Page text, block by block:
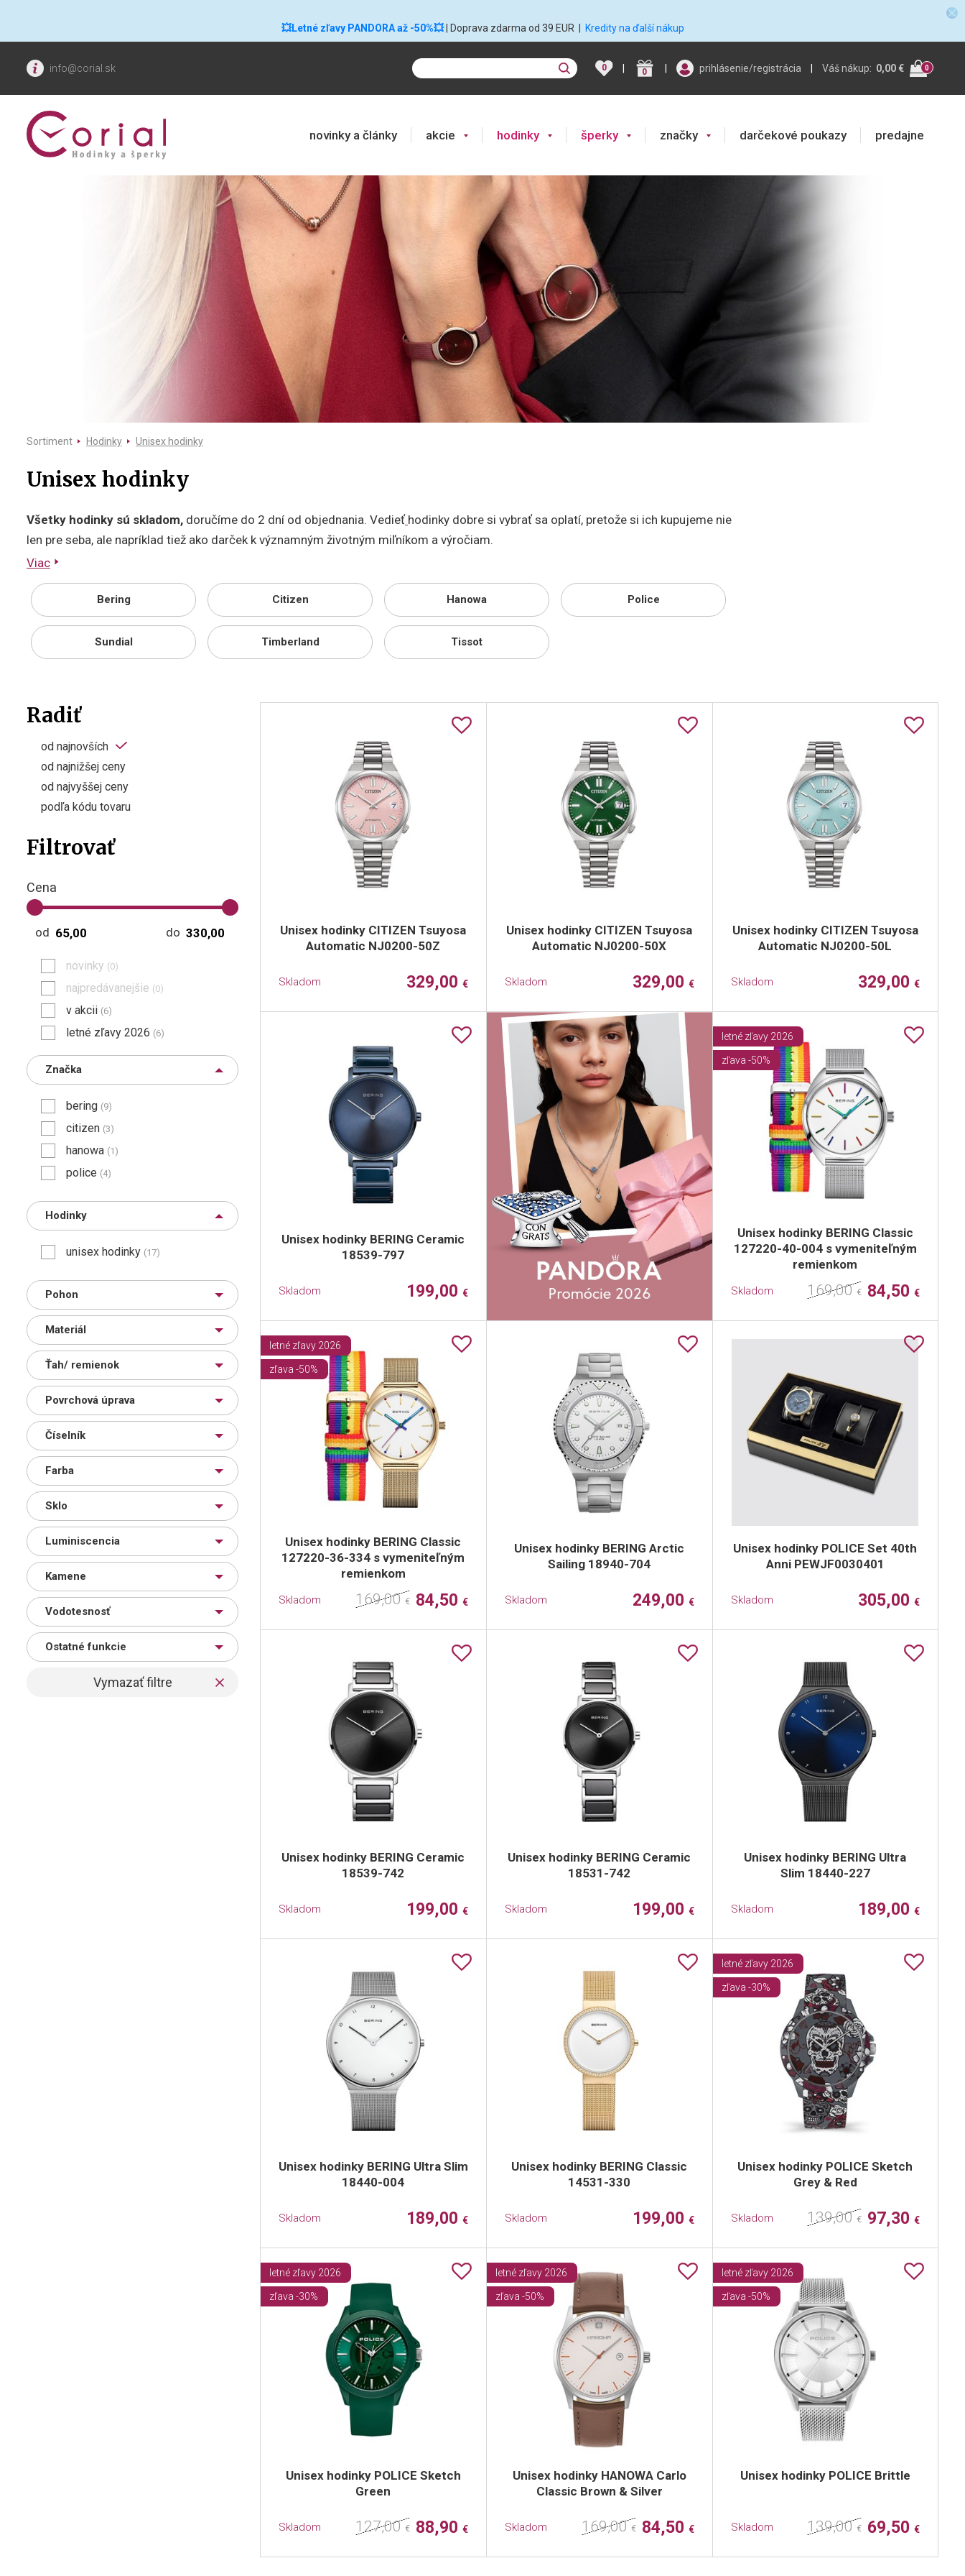
💥Letné zľavy PANDORA až -50%💥 | Doprava zdarma od 39 EUR Kredity na ďalší nákup
info@corial.sk 0 | 0 | prihlásenie/registrácia | Váš nákup: 0,00 € 0
novinky a články akcie hodinky šperky značky darčekové poukazy predajne
Sortiment Hodinky Unisex hodinky
Unisex hodinky
Všetky hodinky sú skladom, doručíme do 2 dní od objednania. Vedieť hodinky dobre si vybrať sa oplatí, pretože si ich kupujeme nie
len pre seba, ale napríklad tiež ako darček k významným životným miľníkom a výročiam.
Viac
Bering Citizen Hanowa Police
Sundial Timberland Tissot
Radiť
od najnovších
od najnižšej ceny
od najvyššej ceny
podľa kódu tovaru
Filtrovať
Cena
od do
novinky (0)
najpredávanejšie (0)
v akcii (6)
letné zľavy 2026 (6)
Značka
bering (9)
citizen (3)
hanowa (1)
police (4)
Hodinky
unisex hodinky (17)
Pohon
Materiál
Ťah/ remienok
Povrchová úprava
Číselník
Farba
Sklo
Luminiscencia
Kamene
Vodotesnosť
Ostatné funkcie
Unisex hodinky CITIZEN Tsuyosa
Automatic NJ0200-50Z
Skladom 329,00 €
Unisex hodinky CITIZEN Tsuyosa
Automatic NJ0200-50X
Skladom 329,00 €
Unisex hodinky CITIZEN Tsuyosa
Automatic NJ0200-50L
Skladom 329,00 €
Unisex hodinky BERING Ceramic
18539-797
Skladom 199,00 €
Unisex hodinky BERING Classic
127220-40-004 s vymeniteľným
remienkom
letné zľavy 2026
zľava -50%
Skladom 169,00 € 84,50 €
Unisex hodinky BERING Classic
127220-36-334 s vymeniteľným
remienkom
letné zľavy 2026
zľava -50%
Skladom 169,00 € 84,50 €
Unisex hodinky BERING Arctic
Sailing 18940-704
Skladom 249,00 €
Unisex hodinky POLICE Set 40th
Anni PEWJF0030401
Skladom 305,00 €
Unisex hodinky BERING Ceramic
18539-742
Skladom 199,00 €
Unisex hodinky BERING Ceramic
18531-742
Skladom 199,00 €
Unisex hodinky BERING Ultra
Slim 18440-227
Skladom 189,00 €
Unisex hodinky BERING Ultra Slim
18440-004
Skladom 189,00 €
Unisex hodinky BERING Classic
14531-330
Skladom 199,00 €
Unisex hodinky POLICE Sketch
Grey & Red
letné zľavy 2026
zľava -30%
Skladom 139,00 € 97,30 €
Unisex hodinky POLICE Sketch
Green
letné zľavy 2026
zľava -30%
Skladom 127,00 € 88,90 €
Unisex hodinky HANOWA Carlo
Classic Brown & Silver
letné zľavy 2026
zľava -50%
Skladom 169,00 € 84,50 €
Unisex hodinky POLICE Brittle
letné zľavy 2026
zľava -50%
Skladom 139,00 € 69,50 €